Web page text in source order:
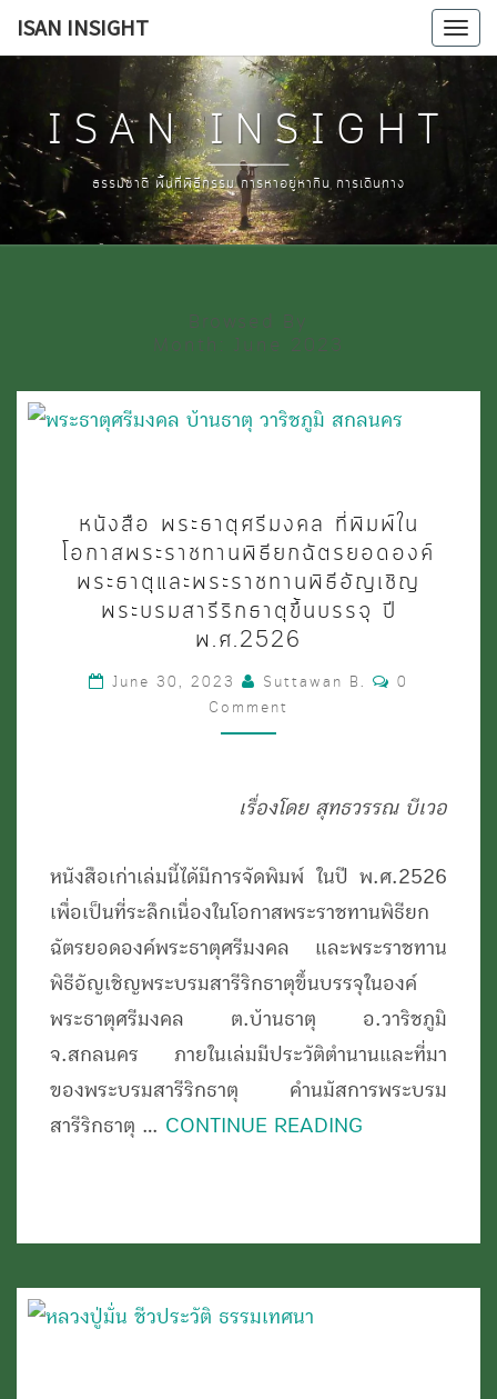
Skip
to
ISAN INSIGHT
ISAN INSIGHT
ธรรมชาติ พื้นที่พิธีกรรม การหาอยู่หากิน การเดินทาง
Browsed By
Month: June 2023
พระ
ธาตุ
ศรี
มงคล
ที่
พิมพ์
โอกาส
พระราชทาน
สารีริกธาตุ
ขึ้น
หนังสือ พระธาตุศรีมงคล ที่พิมพ์ใน
โอกาสพระราชทานพิธียกฉัตรยอดองค์
พระธาตุและพระราชทานพิธีอัญเชิญ
พระบรมสารีริกธาตุขึ้นบรรจุ ปี
พ.ศ.2526
June 30, 2023 Suttawan B. Comments
0
Comment
เรื่องโดย สุทธวรรณ บีเวอ
หนังสือเก่าเล่มนี้ได้มีการจัดพิมพ์ ในปี พ.ศ.2526
เพื่อเป็นที่ระลึกเนื่องในโอกาสพระราชทานพิธียก
ฉัตรยอดองค์พระธาตุศรีมงคล และพระราชทาน
พิธีอัญเชิญพระบรมสารีริกธาตุขึ้นบรรจุในองค์
พระธาตุศรีมงคล ต.บ้านธาตุ อ.วาริชภูมิ
จ.สกลนคร ภายในเล่มมีประวัติตำนานและที่มา
ของพระบรมสารีริกธาตุ คำนมัสการพระบรม
สารีริกธาตุ … CONTINUE READING